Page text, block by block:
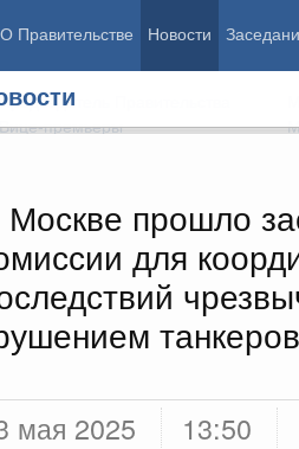
О Правительстве Новости
Москве прошло
для
мая 2025 13:50
Председатель Правительства
Вице-премьеры
Демография
Здоровье
Образование
Культура
Государство